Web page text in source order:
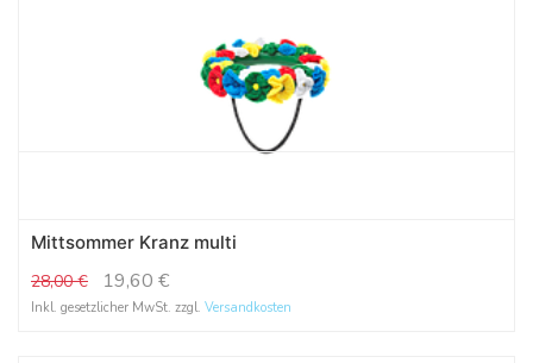
Mittsommer Kranz multi
28,00€ 19,60 €
Inkl. gesetzlicher MwSt. zzgl. Versandkosten